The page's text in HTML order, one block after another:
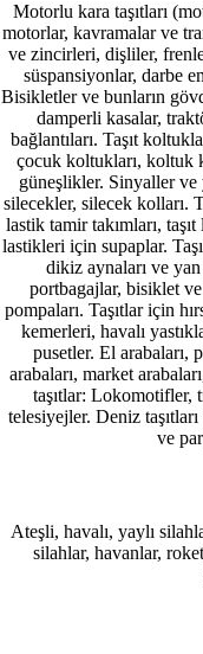
Motorlu kara taşıtları
motorlar, kavramalar ve
ve zincirleri, dişliler,
süspansiyonlar, darbe
Bisikletler ve bunların
damperli kasalar,
bağlantıları. Taşıt
çocuk koltukları, koltuk
güneşlikler. Sinyaller ve
silecekler, silecek kolları.
lastik tamir takımları,
lastikleri için supaplar.
dikiz aynaları ve
portbagajlar, bisiklet ve
pompaları. Taşıtlar için
kemerleri, havalı
pusetler. El arabaları,
arabaları, market
taşıtlar: Lokomotifler,
telesiyejler. Deniz
ve
Ateşli, havalı, yaylı
silahlar, havanlar,